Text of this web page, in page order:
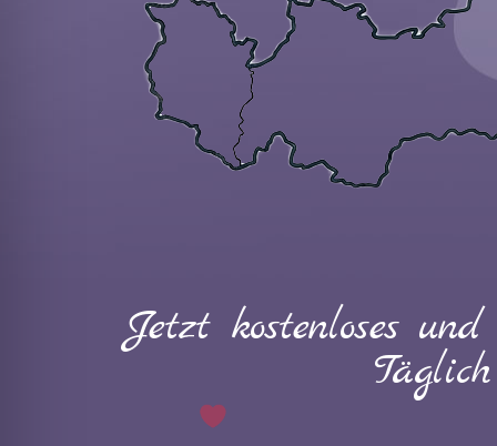
Jetzt kostenloses und